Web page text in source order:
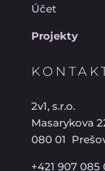
Účet
Projekty
2v1, s.r.o.
Masarykova
080 01
+421 907 085